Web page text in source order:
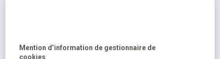
excuser pour la gêne occasionée.
Mention d’information de gestionnaire de
cookies